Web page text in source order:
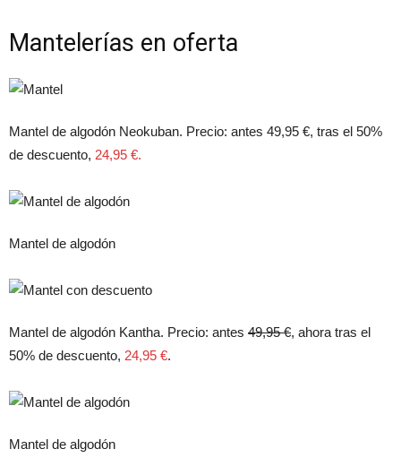
Mantelerías en oferta
Mantel de algodón Neokuban. Precio: antes 49,95 €, tras el 50%
de descuento, 24,95 €.
Mantel de algodón
Mantel de algodón Kantha. Precio: antes 49,95 €, ahora tras el
50% de descuento, 24,95 €.
Mantel de algodón